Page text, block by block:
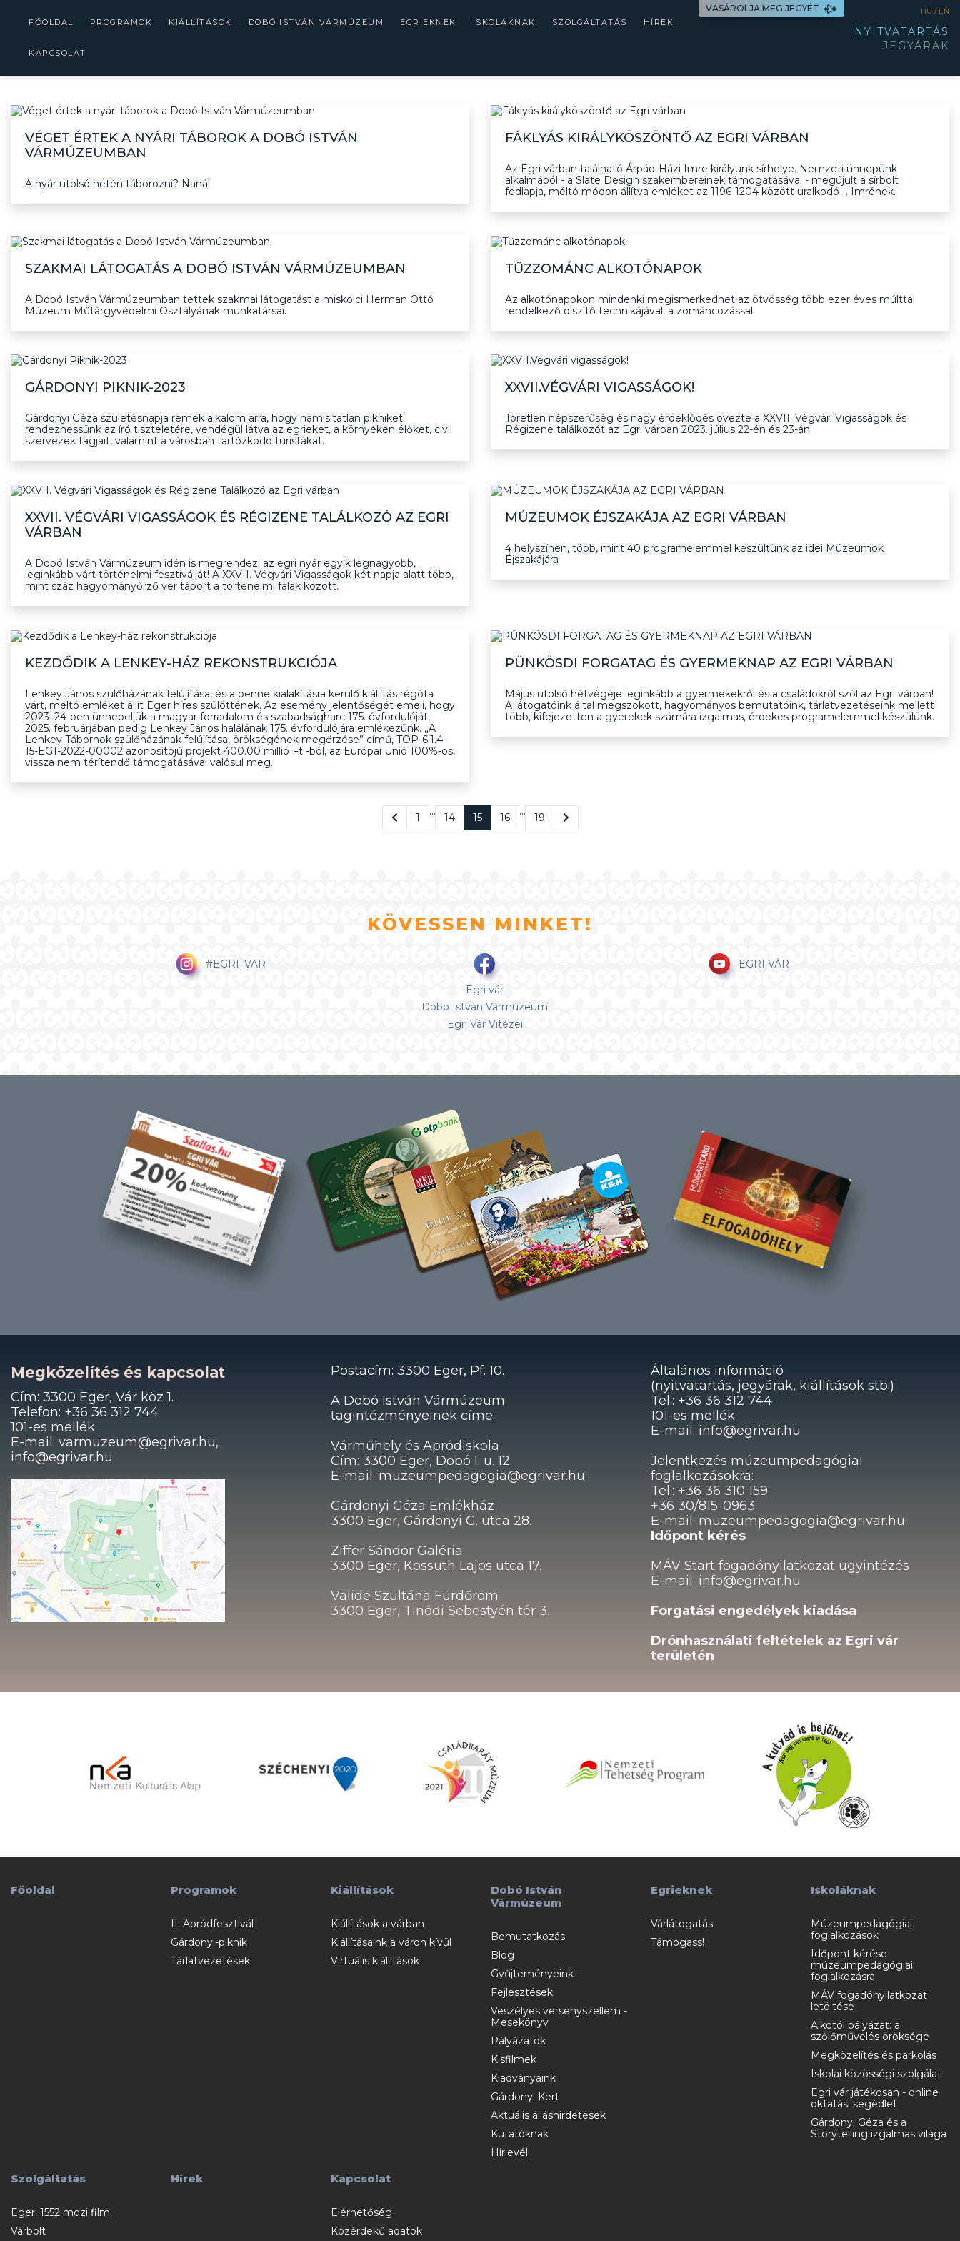
FŐOLDAL PROGRAMOK KIÁLLÍTÁSOK DOBÓ ISTVÁN VÁRMÚZEUM EGRIEKNEK ISKOLÁKNAK SZOLGÁLTATÁS HÍREK
KAPCSOLAT
VÁSÁROLJA MEG JEGYÉT HU / EN
NYITVATARTÁS
JEGYÁRAK
VÉGET ÉRTEK A NYÁRI TÁBOROK A DOBÓ ISTVÁN
VÁRMÚZEUMBAN
A nyár utolsó hetén táborozni? Naná!
FÁKLYÁS KIRÁLYKÖSZÖNTŐ AZ EGRI VÁRBAN
Az Egri várban található Árpád-Házi Imre királyunk sírhelye. Nemzeti ünnepünk
alkalmából - a Slate Design szakembereinek támogatásával - megújult a sírbolt
fedlapja, méltó módon állítva emléket az 1196-1204 között uralkodó I. Imrének.
SZAKMAI LÁTOGATÁS A DOBÓ ISTVÁN VÁRMÚZEUMBAN
A Dobó István Vármúzeumban tettek szakmai látogatást a miskolci Herman Ottó
Múzeum Műtárgyvédelmi Osztályának munkatársai.
TŰZZOMÁNC ALKOTÓNAPOK
Az alkotónapokon mindenki megismerkedhet az ötvösség több ezer éves múlttal
rendelkező díszítő technikájával, a zománcozással.
GÁRDONYI PIKNIK-2023
Gárdonyi Géza születésnapja remek alkalom arra, hogy hamisítatlan pikniket
rendezhessünk az író tiszteletére, vendégül látva az egrieket, a környéken élőket, civil
szervezek tagjait, valamint a városban tartózkodó turistákat.
XXVII.VÉGVÁRI VIGASSÁGOK!
Töretlen népszerűség és nagy érdeklődés övezte a XXVII. Végvári Vigasságok és
Régizene találkozót az Egri várban 2023. július 22-én és 23-án!
XXVII. VÉGVÁRI VIGASSÁGOK ÉS RÉGIZENE TALÁLKOZÓ AZ EGRI
VÁRBAN
A Dobó István Vármúzeum idén is megrendezi az egri nyár egyik legnagyobb,
leginkább várt történelmi fesztiválját! A XXVII. Végvári Vigasságok két napja alatt több,
mint száz hagyományőrző ver tábort a történelmi falak között.
MÚZEUMOK ÉJSZAKÁJA AZ EGRI VÁRBAN
4 helyszínen, több, mint 40 programelemmel készültünk az idei Múzeumok
Éjszakájára
KEZDŐDIK A LENKEY-HÁZ REKONSTRUKCIÓJA
Lenkey János szülőházának felújítása, és a benne kialakításra kerülő kiállítás régóta
várt, méltó emléket állít Eger híres szülöttének. Az esemény jelentőségét emeli, hogy
2023–24-ben ünnepeljük a magyar forradalom és szabadságharc 175. évfordulóját,
2025. februárjában pedig Lenkey János halálának 175. évfordulójára emlékezünk. „A
Lenkey Tábornok szülőházának felújítása, örökségének megőrzése” című, TOP-6.1.4-
15-EG1-2022-00002 azonosítójú projekt 400.00 millió Ft -ból, az Európai Unió 100%-os,
vissza nem térítendő támogatásával valósul meg.
PÜNKÖSDI FORGATAG ÉS GYERMEKNAP AZ EGRI VÁRBAN
Május utolsó hétvégéje leginkább a gyermekekről és a családokról szól az Egri várban!
A látogatóink által megszokott, hagyományos bemutatóink, tárlatvezetéseink mellett
több, kifejezetten a gyerekek számára izgalmas, érdekes programelemmel készülünk.
1 … 14 15 16 … 19
KÖVESSEN MINKET!
#EGRI_VAR
Egri vár
Dobó István Vármúzeum
Egri Vár Vitézei
EGRI VÁR
Megközelítés és kapcsolat
Cím: 3300 Eger, Vár köz 1.
Telefon: +36 36 312 744
101-es mellék
E-mail: varmuzeum@egrivar.hu,
info@egrivar.hu
Postacím: 3300 Eger, Pf. 10.
A Dobó István Vármúzeum
tagintézményeinek címe:
Várműhely és Apródiskola
Cím: 3300 Eger, Dobó I. u. 12.
E-mail: muzeumpedagogia@egrivar.hu
Gárdonyi Géza Emlékház
3300 Eger, Gárdonyi G. utca 28.
Ziffer Sándor Galéria
3300 Eger, Kossuth Lajos utca 17.
Valide Szultána Fürdőrom
3300 Eger, Tinódi Sebestyén tér 3.
Általános információ
(nyitvatartás, jegyárak, kiállítások stb.)
Tel.: +36 36 312 744
101-es mellék
E-mail: info@egrivar.hu
Jelentkezés múzeumpedagógiai
foglalkozásokra:
Tel.: +36 36 310 159
+36 30/815-0963
E-mail: muzeumpedagogia@egrivar.hu
Időpont kérés
MÁV Start fogadónyilatkozat ügyintézés
E-mail: info@egrivar.hu
Forgatási engedélyek kiadása
Drónhasználati feltételek az Egri vár
területén
Főoldal Programok
II. Apródfesztivál
Gárdonyi-piknik
Tárlatvezetések
Kiállítások
Kiállítások a várban
Kiállításaink a váron kívül
Virtuális kiállítások
Dobó István
Vármúzeum
Bemutatkozás
Blog
Gyűjteményeink
Fejlesztések
Veszélyes versenyszellem -
Mesekönyv
Pályázatok
Kisfilmek
Kiadványaink
Gárdonyi Kert
Aktuális álláshirdetések
Kutatóknak
Hírlevél
Egrieknek
Várlátogatás
Támogass!
Iskoláknak
Múzeumpedagógiai
foglalkozások
Időpont kérése
múzeumpedagógiai
foglalkozásra
MÁV fogadónyilatkozat
letöltése
Alkotói pályázat: a
szőlőművelés öröksége
Megközelítés és parkolás
Iskolai közösségi szolgálat
Egri vár játékosan - online
oktatási segédlet
Gárdonyi Géza és a
Storytelling izgalmas világa
Szolgáltatás
Eger, 1552 mozi film
Várbolt
Hírek Kapcsolat
Elérhetőség
Közérdekű adatok